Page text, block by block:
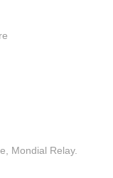
Mondial Relay.